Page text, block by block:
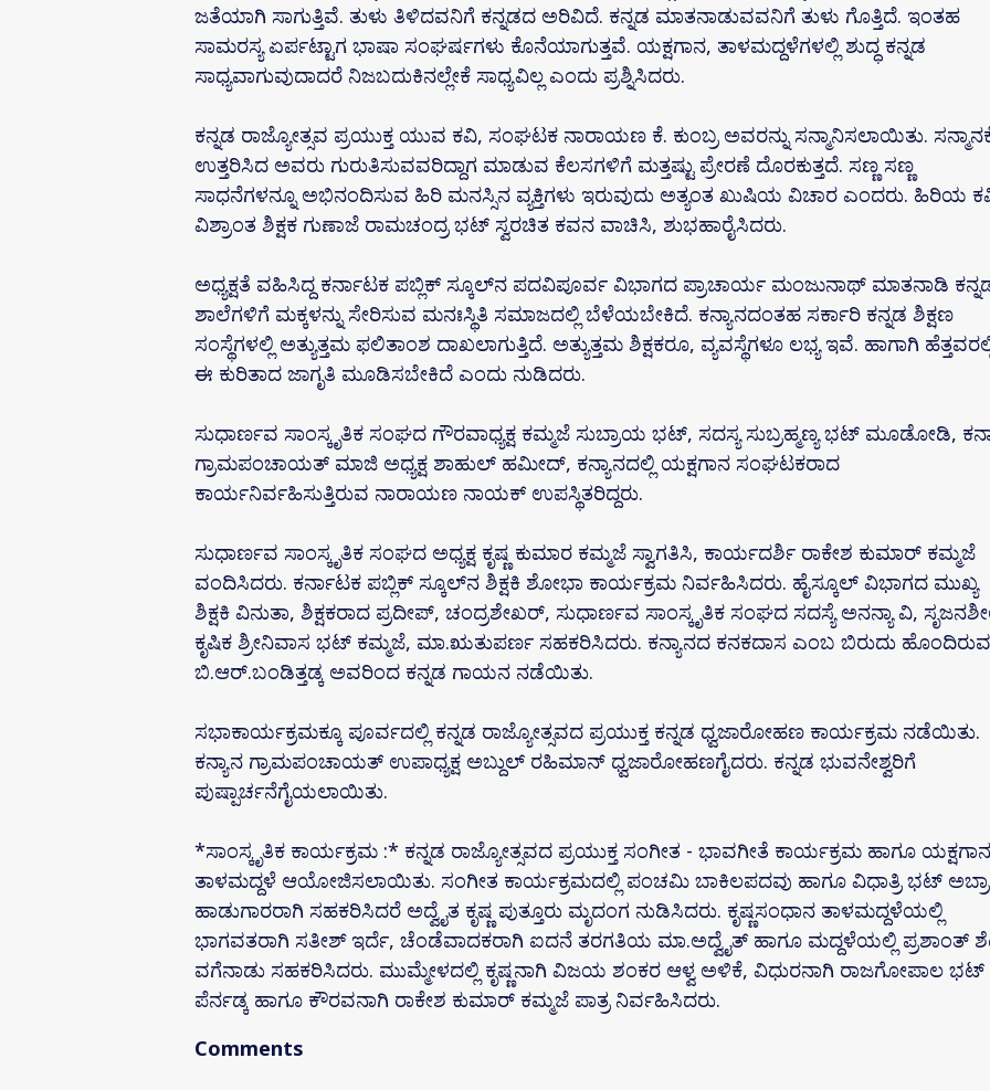
ಜತೆಯಾಗಿ ಸಾಗುತ್ತಿವೆ. ತುಳು ತಿಳಿದವನಿಗೆ ಕನ್ನಡದ ಅರಿವಿದೆ. ಕನ್ನಡ ಮಾತನಾಡುವವನಿಗೆ ತುಳು ಗೊತ್ತಿದೆ. ಇಂತಹ
ಸಾಮರಸ್ಯ ಏರ್ಪಟ್ಟಾಗ ಭಾಷಾ ಸಂಘರ್ಷಗಳು ಕೊನೆಯಾಗುತ್ತವೆ. ಯಕ್ಷಗಾನ, ತಾಳಮದ್ದಳೆಗಳಲ್ಲಿ ಶುದ್ಧ ಕನ್ನಡ
ಸಾಧ್ಯವಾಗುವುದಾದರೆ ನಿಜಬದುಕಿನಲ್ಲೇಕೆ ಸಾಧ್ಯವಿಲ್ಲ ಎಂದು ಪ್ರಶ್ನಿಸಿದರು.
ಕನ್ನಡ ರಾಜ್ಯೋತ್ಸವ ಪ್ರಯುಕ್ತ ಯುವ ಕವಿ, ಸಂಘಟಕ ನಾರಾಯಣ ಕೆ. ಕುಂಬ್ರ ಅವರನ್ನು ಸನ್ಮಾನಿಸಲಾಯಿತು.
ಉತ್ತರಿಸಿದ ಅವರು ಗುರುತಿಸುವವರಿದ್ದಾಗ ಮಾಡುವ ಕೆಲಸಗಳಿಗೆ ಮತ್ತಷ್ಟು ಪ್ರೇರಣೆ ದೊರಕುತ್ತದೆ. ಸಣ್ಣ ಸಣ್ಣ
ಸಾಧನೆಗಳನ್ನೂ ಅಭಿನಂದಿಸುವ ಹಿರಿ ಮನಸ್ಸಿನ ವ್ಯಕ್ತಿಗಳು ಇರುವುದು ಅತ್ಯಂತ ಖುಷಿಯ ವಿಚಾರ ಎಂದರು. ಹಿರಿಯ
ವಿಶ್ರಾಂತ ಶಿಕ್ಷಕ ಗುಣಾಜೆ ರಾಮಚಂದ್ರ ಭಟ್ ಸ್ವರಚಿತ ಕವನ ವಾಚಿಸಿ, ಶುಭಹಾರೈಸಿದರು.
ಅಧ್ಯಕ್ಷತೆ ವಹಿಸಿದ್ದ ಕರ್ನಾಟಕ ಪಬ್ಲಿಕ್ ಸ್ಕೂಲ್‌ನ ಪದವಿಪೂರ್ವ ವಿಭಾಗದ ಪ್ರಾಚಾರ್ಯ ಮಂಜುನಾಥ್ ಮಾತನಾಡಿ
ಶಾಲೆಗಳಿಗೆ ಮಕ್ಕಳನ್ನು ಸೇರಿಸುವ ಮನಃಸ್ಥಿತಿ ಸಮಾಜದಲ್ಲಿ ಬೆಳೆಯಬೇಕಿದೆ. ಕನ್ಯಾನದಂತಹ ಸರ್ಕಾರಿ ಕನ್ನಡ ಶಿಕ್ಷಣ
ಸಂಸ್ಥೆಗಳಲ್ಲಿ ಅತ್ಯುತ್ತಮ ಫಲಿತಾಂಶ ದಾಖಲಾಗುತ್ತಿದೆ. ಅತ್ಯುತ್ತಮ ಶಿಕ್ಷಕರೂ, ವ್ಯವಸ್ಥೆಗಳೂ ಲಭ್ಯ ಇವೆ. ಹಾಗಾಗಿ
ಈ ಕುರಿತಾದ ಜಾಗೃತಿ ಮೂಡಿಸಬೇಕಿದೆ ಎಂದು ನುಡಿದರು.
ಸುಧಾರ್ಣವ ಸಾಂಸ್ಕೃತಿಕ ಸಂಘದ ಗೌರವಾಧ್ಯಕ್ಷ ಕಮ್ಮಜೆ ಸುಬ್ರಾಯ ಭಟ್, ಸದಸ್ಯ ಸುಬ್ರಹ್ಮಣ್ಯ ಭಟ್ ಮೂಡೋಡಿ,
ಗ್ರಾಮಪಂಚಾಯತ್ ಮಾಜಿ ಅಧ್ಯಕ್ಷ ಶಾಹುಲ್ ಹಮೀದ್, ಕನ್ಯಾನದಲ್ಲಿ ಯಕ್ಷಗಾನ ಸಂಘಟಕರಾದ
ಕಾರ್ಯನಿರ್ವಹಿಸುತ್ತಿರುವ ನಾರಾಯಣ ನಾಯಕ್ ಉಪಸ್ಥಿತರಿದ್ದರು.
ಸುಧಾರ್ಣವ ಸಾಂಸ್ಕೃತಿಕ ಸಂಘದ ಅಧ್ಯಕ್ಷ ಕೃಷ್ಣ ಕುಮಾರ ಕಮ್ಮಜೆ ಸ್ವಾಗತಿಸಿ, ಕಾರ್ಯದರ್ಶಿ ರಾಕೇಶ ಕುಮಾರ್ ಕಮ್ಮಜೆ
ವಂದಿಸಿದರು. ಕರ್ನಾಟಕ ಪಬ್ಲಿಕ್ ಸ್ಕೂಲ್‌ನ ಶಿಕ್ಷಕಿ ಶೋಭಾ ಕಾರ್ಯಕ್ರಮ ನಿರ್ವಹಿಸಿದರು. ಹೈಸ್ಕೂಲ್ ವಿಭಾಗದ ಮುಖ್ಯ
ಶಿಕ್ಷಕಿ ವಿನುತಾ, ಶಿಕ್ಷಕರಾದ ಪ್ರದೀಪ್, ಚಂದ್ರಶೇಖರ್, ಸುಧಾರ್ಣವ ಸಾಂಸ್ಕೃತಿಕ ಸಂಘದ ಸದಸ್ಯೆ ಅನನ್ಯಾ ವಿ,
ಕೃಷಿಕ ಶ್ರೀನಿವಾಸ ಭಟ್ ಕಮ್ಮಜೆ, ಮಾ.ಋತುಪರ್ಣ ಸಹಕರಿಸಿದರು. ಕನ್ಯಾನದ ಕನಕದಾಸ ಎಂಬ ಬಿರುದು ಹೊಂದಿರುವ
ಬಿ.ಆರ್.ಬಂಡಿತ್ತಡ್ಕ ಅವರಿಂದ ಕನ್ನಡ ಗಾಯನ ನಡೆಯಿತು.
ಸಭಾಕಾರ್ಯಕ್ರಮಕ್ಕೂ ಪೂರ್ವದಲ್ಲಿ ಕನ್ನಡ ರಾಜ್ಯೋತ್ಸವದ ಪ್ರಯುಕ್ತ ಕನ್ನಡ ಧ್ವಜಾರೋಹಣ ಕಾರ್ಯಕ್ರಮ ನಡೆಯಿತು.
ಕನ್ಯಾನ ಗ್ರಾಮಪಂಚಾಯತ್ ಉಪಾಧ್ಯಕ್ಷ ಅಬ್ದುಲ್ ರಹಿಮಾನ್ ಧ್ವಜಾರೋಹಣಗೈದರು. ಕನ್ನಡ ಭುವನೇಶ್ವರಿಗೆ
ಪುಷ್ಪಾರ್ಚನೆಗೈಯಲಾಯಿತು.
*ಸಾಂಸ್ಕೃತಿಕ ಕಾರ್ಯಕ್ರಮ :* ಕನ್ನಡ ರಾಜ್ಯೋತ್ಸವದ ಪ್ರಯುಕ್ತ ಸಂಗೀತ - ಭಾವಗೀತೆ ಕಾರ್ಯಕ್ರಮ ಹಾಗೂ ಯಕ್ಷಗಾನ
ತಾಳಮದ್ದಳೆ ಆಯೋಜಿಸಲಾಯಿತು. ಸಂಗೀತ ಕಾರ್ಯಕ್ರಮದಲ್ಲಿ ಪಂಚಮಿ ಬಾಕಿಲಪದವು ಹಾಗೂ ವಿಧಾತ್ರಿ ಭಟ್
ಹಾಡುಗಾರರಾಗಿ ಸಹಕರಿಸಿದರೆ ಅದ್ವೈತ ಕೃಷ್ಣ ಪುತ್ತೂರು ಮೃದಂಗ ನುಡಿಸಿದರು. ಕೃಷ್ಣಸಂಧಾನ ತಾಳಮದ್ದಳೆಯಲ್ಲಿ
ಭಾಗವತರಾಗಿ ಸತೀಶ್ ಇರ್ದೆ, ಚೆಂಡೆವಾದಕರಾಗಿ ಐದನೆ ತರಗತಿಯ ಮಾ.ಅದ್ವೈತ್ ಹಾಗೂ ಮದ್ದಳೆಯಲ್ಲಿ ಪ್ರಶಾಂತ್
ವಗೆನಾಡು ಸಹಕರಿಸಿದರು. ಮುಮ್ಮೇಳದಲ್ಲಿ ಕೃಷ್ಣನಾಗಿ ವಿಜಯ ಶಂಕರ ಆಳ್ವ ಅಳಿಕೆ, ವಿಧುರನಾಗಿ ರಾಜಗೋಪಾಲ ಭಟ್
ಪೆರ್ನಡ್ಕ ಹಾಗೂ ಕೌರವನಾಗಿ ರಾಕೇಶ ಕುಮಾರ್ ಕಮ್ಮಜೆ ಪಾತ್ರ ನಿರ್ವಹಿಸಿದರು.
Comments